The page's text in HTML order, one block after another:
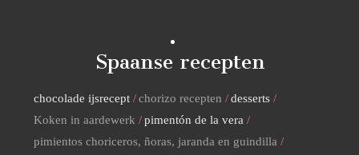
Spaanse recepten
chocolade ijsrecept chorizo recepten
desserts
Koken in aardewerk
pimentón de la vera
pimientos choriceros, ñoras, jaranda en guindilla